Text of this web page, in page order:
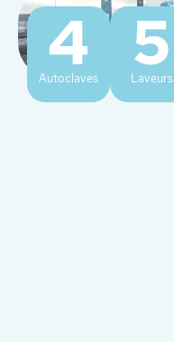
Autoclaves
4 Laveurs
5